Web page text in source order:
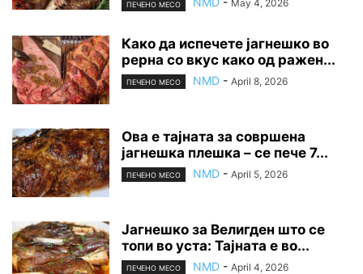
ПЕЧЕНО МЕСО May 4, 2026
Како да испечете јагнешко во
рерна со вкус како од ражен...
ПЕЧЕНО МЕСО NMD - April 8, 2026
Ова е тајната за совршена
јагнешка плешка – се пече 7...
ПЕЧЕНО МЕСО NMD - April 5, 2026
Јагнешко за Велигден што се
топи во уста: Тајната е во...
ПЕЧЕНО МЕСО NMD - April 4, 2026